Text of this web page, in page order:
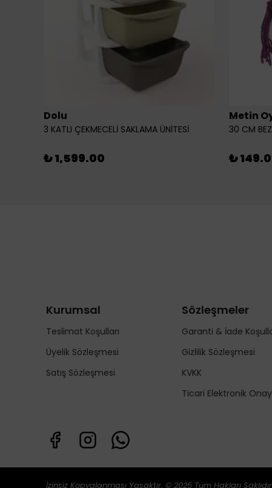
Dolu
3 KATLI ÇEKMECELİ SAKLAMA ÜNİTESİ
₺ 1,599.00
Metin
30 CM BEZ
₺
Kurumsal
Teslimat Koşulları
Üyelik Sözleşmesi
Satış Sözleşmesi
Sözleşmeler
Garanti & İade
Gizlilik Sözleşmesi
KVKK
Ticari Elektronik
İzinsiz Kopyalanması Yasaktır. © 2025 Tüm Hakları